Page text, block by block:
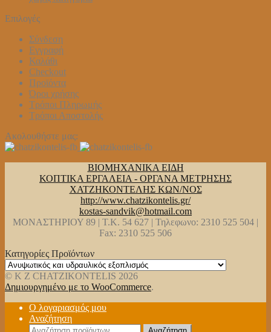
Επιλογές
Σύνδεση
Εγγραφή
Καλάθι
Checkout
Προϊόντα
Όροι χρήσης
Τρόποι Πληρωμής
Τρόποι Αποστολής
Ακολουθήστε μας:
ΒΙΟΜΗΧΑΝΙΚΑ ΕΙΔΗ
ΚΟΠΤΙΚΑ ΕΡΓΑΛΕΙΑ - ΟΡΓΑΝΑ ΜΕΤΡΗΣΗΣ
ΧΑΤΖΗΚΟΝΤΕΛΗΣ ΚΩΝ/ΝΟΣ
http://www.chatzikontelis.gr/
kostas-sandvik@hotmail.com
ΜΟΝΑΣΤΗΡΙΟΥ 89 | Τ.Κ. 54 627 | Τηλεφωνο: 2310 525 504 |
Fax: 2310 525 506
Κατηγορίες Προϊόντων
© K Z CHATZIKONTELIS 2026
Δημιουργημένο με το WooCommerce.
Ο λογαριασμός μου
Αναζήτηση
Αναζήτηση